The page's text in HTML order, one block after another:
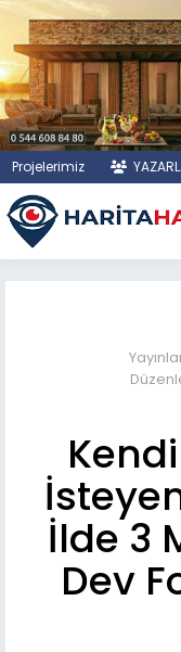
Projelerimiz
İlde 3
Dev